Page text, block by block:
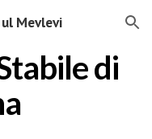
Skip to navigation
Mevlevi
di